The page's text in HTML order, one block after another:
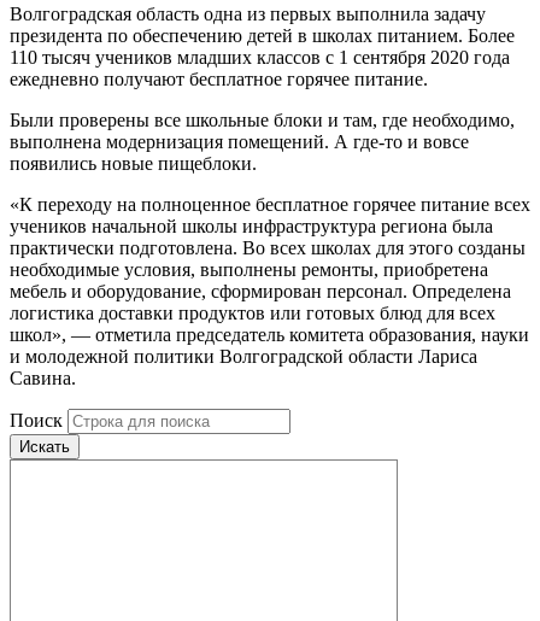
Волгоградская область одна из первых выполнила задачу
президента по обеспечению детей в школах питанием. Более
110 тысяч учеников младших классов с 1 сентября 2020 года
ежедневно получают бесплатное горячее питание.
Были проверены все школьные блоки и там, где необходимо,
выполнена модернизация помещений. А где-то и вовсе
появились новые пищеблоки.
«К переходу на полноценное бесплатное горячее питание всех
учеников начальной школы инфраструктура региона была
практически подготовлена. Во всех школах для этого созданы
необходимые условия, выполнены ремонты, приобретена
мебель и оборудование, сформирован персонал. Определена
логистика доставки продуктов или готовых блюд для всех
школ», — отметила председатель комитета образования, науки
и молодежной политики Волгоградской области Лариса
Савина.
Поиск
Искать